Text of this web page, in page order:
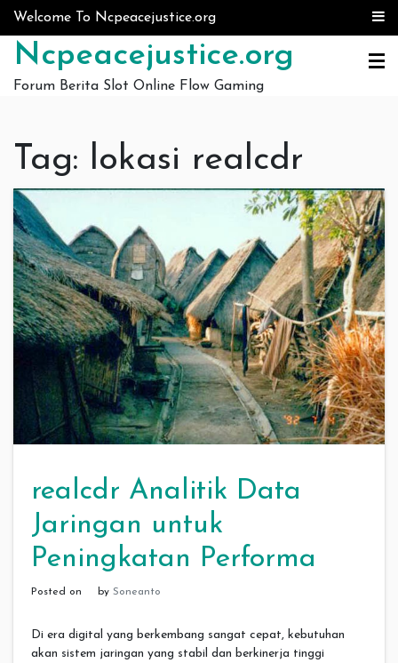
Skip to content
Welcome To Ncpeacejustice.org
Ncpeacejustice.org
Forum Berita Slot Online Flow Gaming
Tag: lokasi realcdr
realcdr Analitik Data
Jaringan untuk
Peningkatan Performa
Posted on by Soneanto
Di era digital yang berkembang sangat cepat, kebutuhan
akan sistem jaringan yang stabil dan berkinerja tinggi